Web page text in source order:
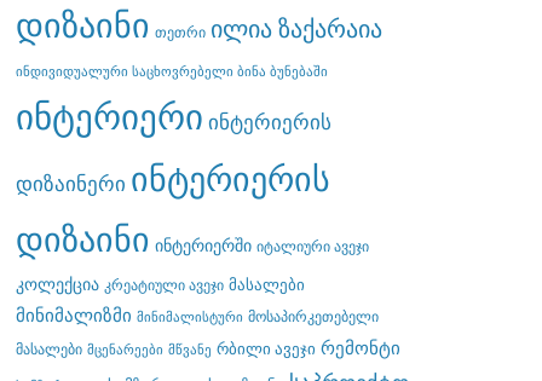
დიზაინი თეთრი ილია ზაქარაია
ინდივიდუალური საცხოვრებელი ბინა ბუნებაში
ინტერიერი ინტერიერის
დიზაინერი ინტერიერის
დიზაინი ინტერიერში იტალიური ავეჯი
კოლექცია კრეატიული ავეჯი მასალები
მინიმალიზმი მინიმალისტური მოსაპირკეთებელი
მასალები მცენარეები მწვანე რბილი ავეჯი რემონტი